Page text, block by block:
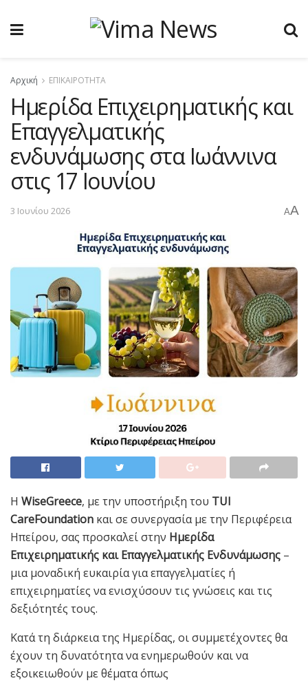
Αρχική ΕΠΙΚΑΙΡΟΤΗΤΑ
Ημερίδα Επιχειρηματικής και
Επαγγελματικής
ενδυνάμωσης στα Ιωάννινα
στις 17 Ιουνίου
3 Ιουνίου 2026 AA
Η WiseGreece, με την υποστήριξη του TUI
CareFoundation και σε συνεργασία με την Περιφέρεια
Ηπείρου, σας προσκαλεί στην Ημερίδα
Επιχειρηματικής και Επαγγελματικής Ενδυνάμωσης –
μια μοναδική ευκαιρία για επαγγελματίες ή
επιχειρηματίες να ενισχύσουν τις γνώσεις και τις
δεξιότητές τους.
Κατά τη διάρκεια της Ημερίδας, οι συμμετέχοντες θα
έχουν τη δυνατότητα να ενημερωθούν και να
εξοικειωθούν με θέματα όπως